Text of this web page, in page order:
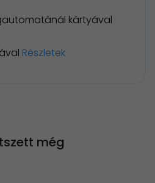
kártyával
Részletek
még